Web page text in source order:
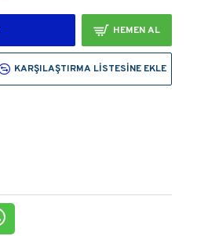
HEMEN AL
KARŞILAŞTIRMA LISTESINE EKLE